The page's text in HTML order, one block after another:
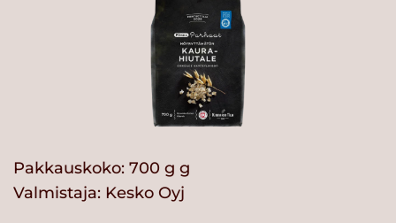
Pakkauskoko: 700 g g
Valmistaja: Kesko Oyj